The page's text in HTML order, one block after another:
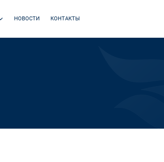
НОВОСТИ КОНТАКТЫ